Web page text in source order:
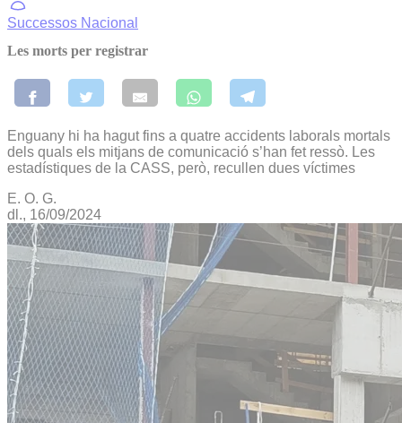
Successos Nacional
Les morts per registrar
Enguany hi ha hagut fins a quatre accidents laborals mortals
dels quals els mitjans de comunicació s’han fet ressò. Les
estadístiques de la CASS, però, recullen dues víctimes
E. O. G.
dl., 16/09/2024